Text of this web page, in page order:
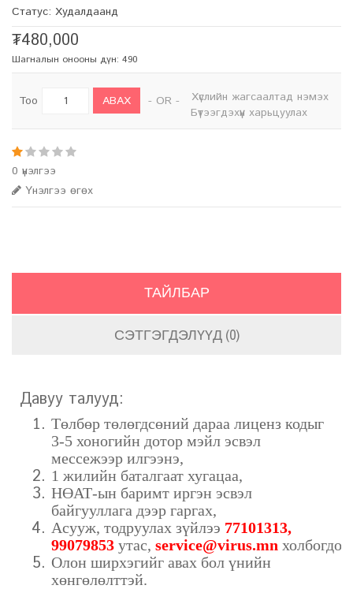
Статус: Худалдаанд
₮480,000
Шагналын онооны дүн: 490
Тоо АВАХ - OR -
Хүслийн жагсаалтад нэмэх
Бүтээгдэхүүн харьцуулах
0 үнэлгээ
Үнэлгээ өгөх
ТАЙЛБАР
СЭТГЭГДЭЛҮҮД (0)
Давуу талууд:
Төлбөр төлөгдсөний дараа лиценз кодыг
3-5 хоногийн дотор мэйл эсвэл
мессежээр илгээнэ,
1 жилийн баталгаат хугацаа,
НӨАТ-ын баримт иргэн эсвэл
байгууллага дээр гаргах,
Асууж, тодруулах зүйлээ 77101313,
99079853 утас, service@virus.mn
Олон ширхэгийг авах бол үнийн
хөнгөлөлттэй.